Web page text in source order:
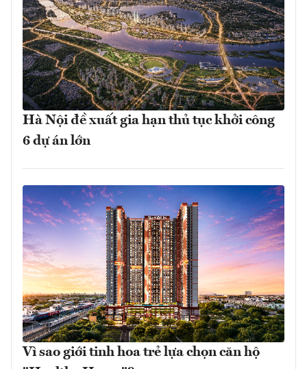
Hà Nội đề xuất gia hạn thủ tục khởi công
6 dự án lớn
Vì sao giới tinh hoa trẻ lựa chọn căn hộ